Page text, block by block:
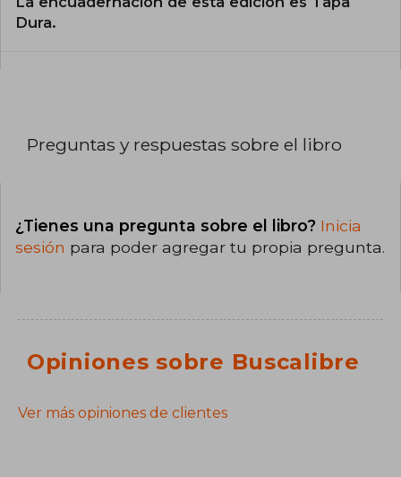
Dura.
Preguntas y respuestas sobre el libro
¿Tienes una pregunta sobre el libro? Inicia
sesión para poder agregar tu propia pregunta.
Opiniones sobre Buscalibre
Ver más opiniones de clientes